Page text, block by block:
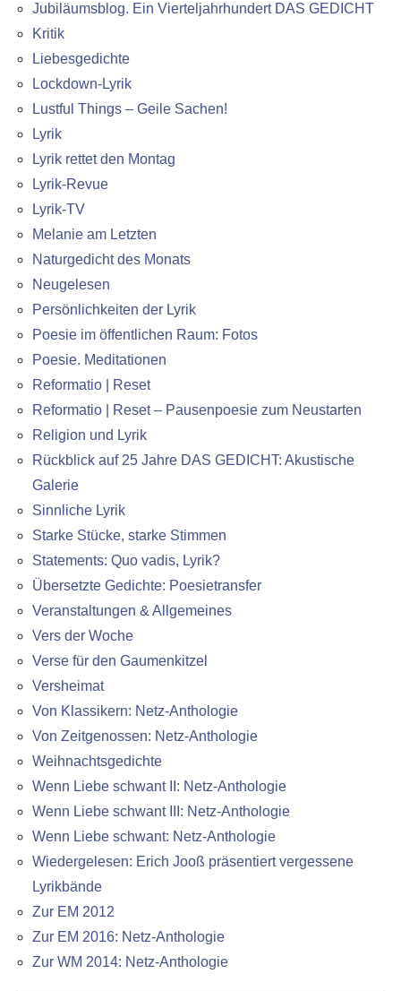
Jubiläumsblog. Ein Vierteljahrhundert DAS GEDICHT
Kritik
Liebesgedichte
Lockdown-Lyrik
Lustful Things – Geile Sachen!
Lyrik
Lyrik rettet den Montag
Lyrik-Revue
Lyrik-TV
Melanie am Letzten
Naturgedicht des Monats
Neugelesen
Persönlichkeiten der Lyrik
Poesie im öffentlichen Raum: Fotos
Poesie. Meditationen
Reformatio | Reset
Reformatio | Reset – Pausenpoesie zum Neustarten
Religion und Lyrik
Rückblick auf 25 Jahre DAS GEDICHT: Akustische
Galerie
Sinnliche Lyrik
Starke Stücke, starke Stimmen
Statements: Quo vadis, Lyrik?
Übersetzte Gedichte: Poesietransfer
Veranstaltungen & Allgemeines
Vers der Woche
Verse für den Gaumenkitzel
Versheimat
Von Klassikern: Netz-Anthologie
Von Zeitgenossen: Netz-Anthologie
Weihnachtsgedichte
Wenn Liebe schwant II: Netz-Anthologie
Wenn Liebe schwant III: Netz-Anthologie
Wenn Liebe schwant: Netz-Anthologie
Wiedergelesen: Erich Jooß präsentiert vergessene
Lyrikbände
Zur EM 2012
Zur EM 2016: Netz-Anthologie
Zur WM 2014: Netz-Anthologie